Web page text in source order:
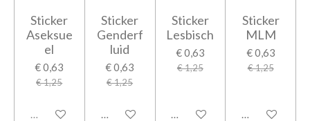
Sticker
Aseksue
el
€ 0,63
€ 1,25
Uitverkocht
Sticker
Genderf
luid
€ 0,63
€ 1,25
In winkelwagen
Sticker
Lesbisch
€ 0,63
€ 1,25
In winkelwagen
Sticker
MLM
€ 0,63
€ 1,25
In